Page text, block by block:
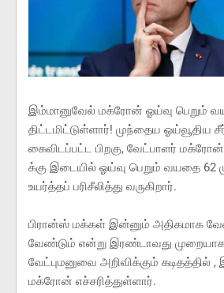
இம்மானுவேல் மக்ரோன் ஓய்வு பெறும்
திட்டமிட்டுள்ளார்! முந்தைய ஓய்வூதிய
கைவிடப்பட்ட பிறகு, வேட்பாளர் மக்ரோன்
க்கு இடையில் ஓய்வு பெறும் வயதை 62
உயர்த்தப் பரிசீலித்து வருகிறார்.
பிரான்ஸ் மக்கள் இன்னும் அதிகமாக
வேண்டும் என்று இரண்டாவது
வேட்புமனுவை அறிவிக்கும் கடிதத்தில்
மக்ரோன் எச்சரித்துள்ளார்.